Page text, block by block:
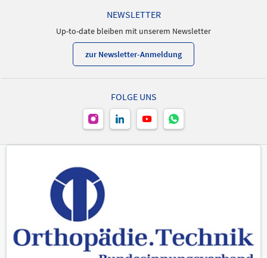
NEWSLETTER
Up-to-date bleiben mit unserem Newsletter
zur Newsletter-Anmeldung
FOLGE UNS